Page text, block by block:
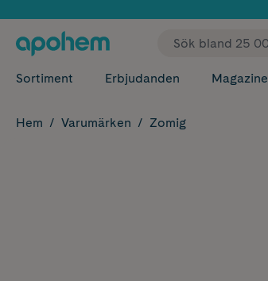
Sortiment Erbjudanden Magazine
Hem Varumärken Zomig